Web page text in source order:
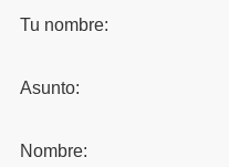
Tu nombre:
Asunto:
Nombre: